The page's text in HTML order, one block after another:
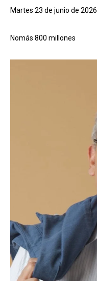
Martes 23 de junio de 2026
Nomás 800 millones